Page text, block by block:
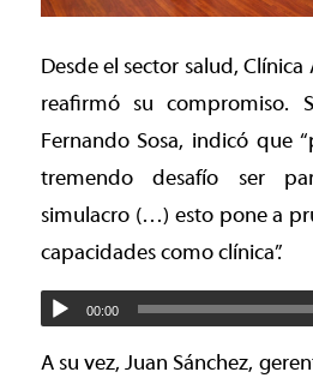
Desde el sector salud,
reafirmó su compromiso.
Fernando Sosa, indicó que
tremendo desafío ser
simulacro (…) esto pone a
capacidades como clínica”.
00:00
A su vez, Juan Sánchez,